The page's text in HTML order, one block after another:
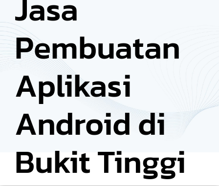
Pembuatan
Aplikasi
Android di
Bukit Tinggi